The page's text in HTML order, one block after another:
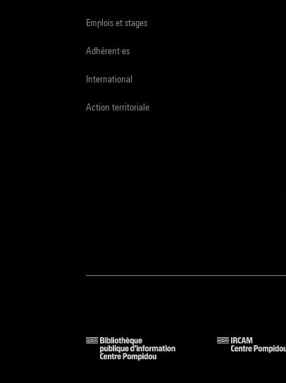
Emplois et stages
Adhérent·es
International
Action territoriale